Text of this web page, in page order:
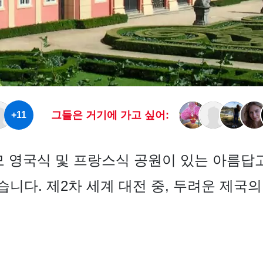
+11 그들은 거기에 가고 싶어:
영국식 및 프랑스식 공원이 있는 아름답
니다. 제2차 세계 대전 중, 두려운 제국